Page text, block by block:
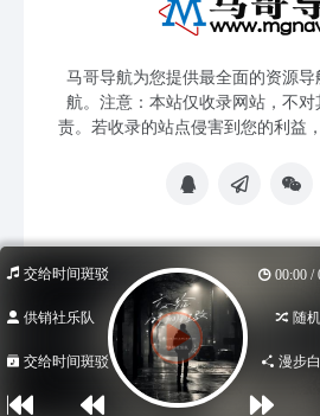
马哥导航为您提供最全面的资源
航。注意：本站仅收录网站，不
责。若收录的站点侵害到您的利益
免责声明 友链申请 网站
交给时间斑驳 00:00 /
供销社乐队 随
交给时间斑驳 漫步